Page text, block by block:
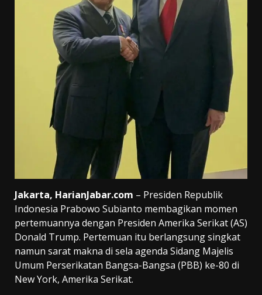
Jakarta, HarianJabar.com – Presiden Republik
Indonesia Prabowo Subianto membagikan momen
pertemuannya dengan Presiden Amerika Serikat (AS)
Donald Trump. Pertemuan itu berlangsung singkat
namun sarat makna di sela agenda Sidang Majelis
Umum Perserikatan Bangsa-Bangsa (PBB) ke-80 di
New York, Amerika Serikat.